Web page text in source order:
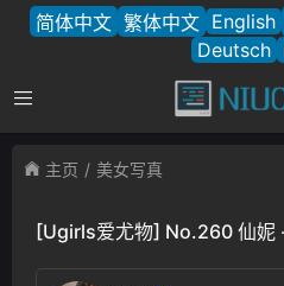
简体中文 繁体中文 English
Deutsch
主页 美女写真
[Ugirls爱尤物] No.260 仙妮